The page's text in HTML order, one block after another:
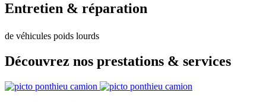
Entretien & réparation
de véhicules poids lourds
Découvrez nos prestations & services